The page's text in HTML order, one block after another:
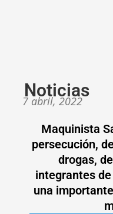
Noticias
7 abril, 2022
Maquinista
persecución,
drogas,
integrantes
una